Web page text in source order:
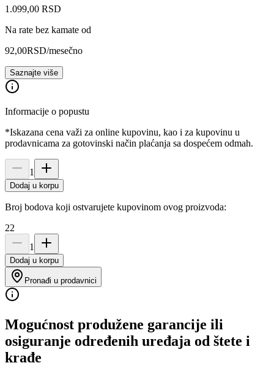
1.099,00 RSD
Na rate bez kamate od
92,00RSD/mesečno
Saznajte više
Informacije o popustu
*Iskazana cena važi za online kupovinu, kao i za kupovinu u
prodavnicama za gotovinski način plaćanja sa dospećem odmah.
1
Dodaj u korpu
Broj bodova koji ostvarujete kupovinom ovog proizvoda:
22
1
Dodaj u korpu
Pronađi u prodavnici
Mogućnost produžene garancije ili
osiguranje određenih uređaja od štete i
krađe